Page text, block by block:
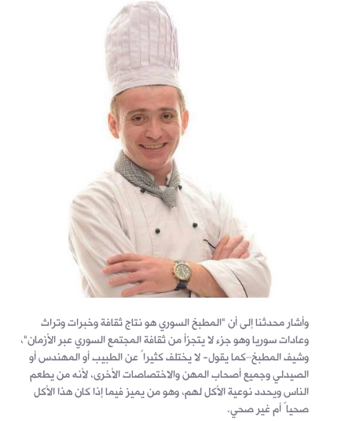
وأشار محدثنا إلى أن "المطبخ السوري هو نتاج ثقافة وخبرات وتراث
وعادات سوريا وهو جزء لا يتجزأ من ثقافة المجتمع السوري عبر الأزمان"،
وشيف المطبخ–كما يقول- لا يختلف كثيراً عن الطبيب أو المهندس أو
الصيدلي وجميع أصحاب المهن والاختصاصات الأخرى، لأنه من يطعم
الناس ويحدد نوعية الأكل لهم، وهو من يميز فيما إذا كان هذا الأكل
صحياً أم غير صحي.